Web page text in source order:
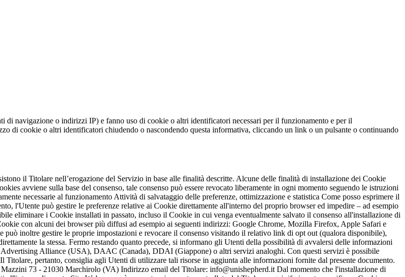
di navigazione o indirizzi IP) e fanno uso di cookie o altri identificatori necessari per il funzionamento e per il
di cookie o altri identificatori chiudendo o nascondendo questa informativa, cliccando un link o un pulsante o continuando
il Titolare nell’erogazione del Servizio in base alle finalità descritte. Alcune delle finalità di installazione dei Cookie
avviene sulla base del consenso, tale consenso può essere revocato liberamente in ogni momento seguendo le istruzioni
necessarie al funzionamento Attività di salvataggio delle preferenze, ottimizzazione e statistica Come posso esprimere il
l'Utente può gestire le preferenze relative ai Cookie direttamente all'interno del proprio browser ed impedire – ad esempio
eliminare i Cookie installati in passato, incluso il Cookie in cui venga eventualmente salvato il consenso all'installazione di
con alcuni dei browser più diffusi ad esempio ai seguenti indirizzi: Google Chrome, Mozilla Firefox, Apple Safari e
inoltre gestire le proprie impostazioni e revocare il consenso visitando il relativo link di opt out (qualora disponibile),
la stessa. Fermo restando quanto precede, si informano gli Utenti della possibilità di avvalersi delle informazioni
Alliance (USA), DAAC (Canada), DDAI (Giappone) o altri servizi analoghi. Con questi servizi è possibile
pertanto, consiglia agli Utenti di utilizzare tali risorse in aggiunta alle informazioni fornite dal presente documento.
73 - 21030 Marchirolo (VA) Indirizzo email del Titolare: info@unishepherd.it Dal momento che l'installazione di